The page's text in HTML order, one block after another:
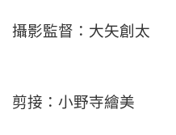
攝影監督：大矢創太
剪接：小野寺繪美